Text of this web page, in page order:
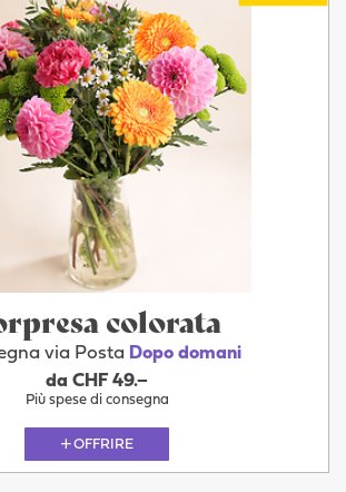
colorata
via Posta Dopo domani
da CHF 49.–
Più spese di consegna
OFFRIRE